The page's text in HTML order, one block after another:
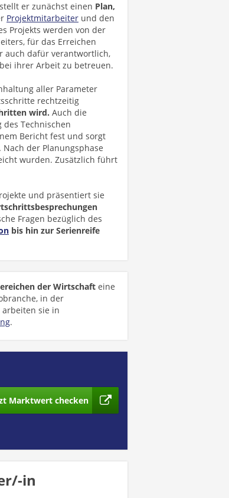
er zunächst einen Plan,
Projektmitarbeiter und den
Projekts werden von der
für das Erreichen
auch dafür verantwortlich,
ihrer Arbeit zu betreuen.
aller Parameter
rechtzeitig
wird. Auch die
Technischen
Bericht fest und sorgt
der Planungsphase
wurden. Zusätzlich führt
und präsentiert sie
Fragen bezüglich des
bis hin zur Serienreife
der Wirtschaft eine
in der
sie in
.
Marktwert checken
in